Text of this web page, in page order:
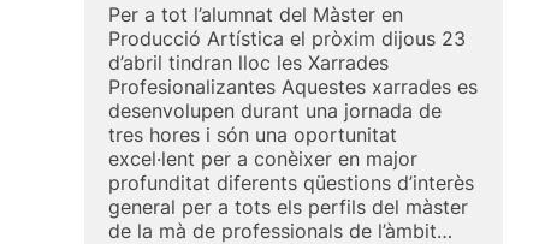
Per a tot l’alumnat del Màster en
Producció Artística el pròxim dijous 23
d’abril tindran lloc les Xarrades
Profesionalizantes Aquestes xarrades es
desenvolupen durant una jornada de
tres hores i són una oportunitat
excel·lent per a conèixer en major
profunditat diferents qüestions d’interès
general per a tots els perfils del màster
de la mà de professionals de l’àmbit…